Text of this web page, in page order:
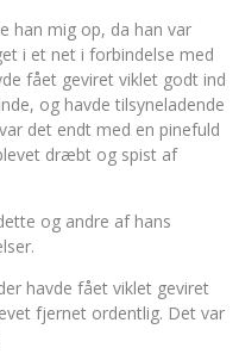
han mig op, da han var
i et net i forbindelse med
fået geviret viklet godt ind
og havde tilsyneladende
det endt med en pinefuld
dræbt og spist af
og andre af hans
havde fået viklet geviret
fjernet ordentlig. Det var